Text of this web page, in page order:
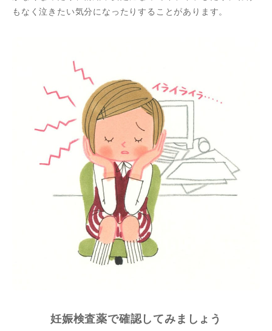
もなく泣きたい気分になったりすることがあります。
妊娠検査薬で確認してみましょう